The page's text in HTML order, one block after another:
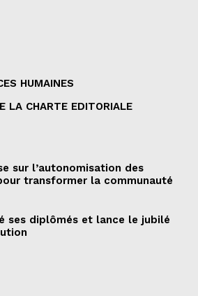
HUMAINES
LA CHARTE EDITORIALE
sur l’autonomisation des
transformer la communauté
ses diplômés et lance le jubilé